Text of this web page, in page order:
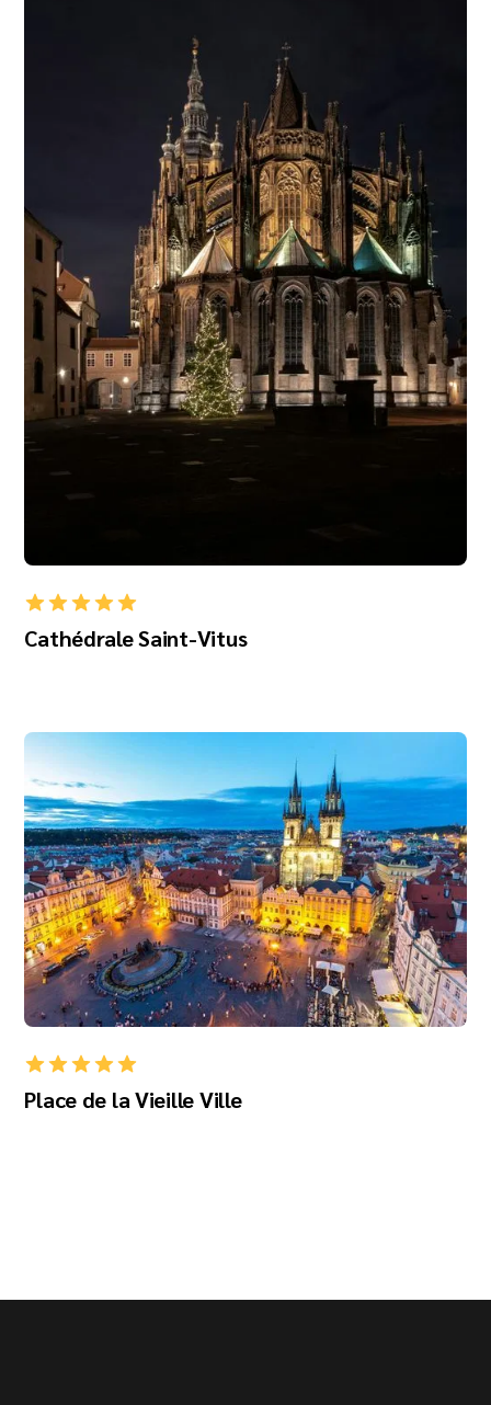
Cathédrale Saint-Vitus
Place de la Vieille Ville